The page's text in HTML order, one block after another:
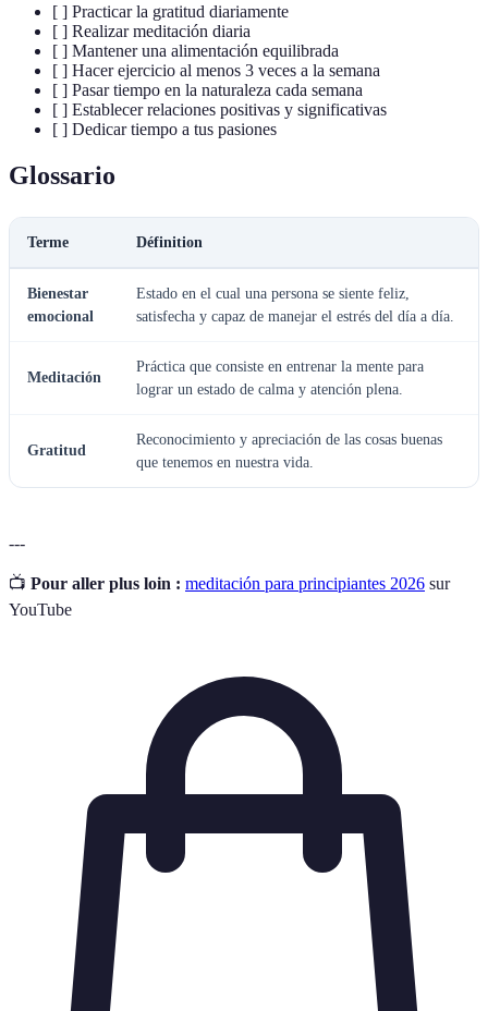
[ ] Practicar la gratitud diariamente
[ ] Realizar meditación diaria
[ ] Mantener una alimentación equilibrada
[ ] Hacer ejercicio al menos 3 veces a la semana
[ ] Pasar tiempo en la naturaleza cada semana
[ ] Establecer relaciones positivas y significativas
[ ] Dedicar tiempo a tus pasiones
Glossario
Terme Définition
Bienestar
emocional
Estado en el cual una persona se siente feliz,
satisfecha y capaz de manejar el estrés del día a día.
Meditación
Práctica que consiste en entrenar la mente para
lograr un estado de calma y atención plena.
Gratitud
Reconocimiento y apreciación de las cosas buenas
que tenemos en nuestra vida.
---
📺 Pour aller plus loin : meditación para principiantes 2026 sur
YouTube